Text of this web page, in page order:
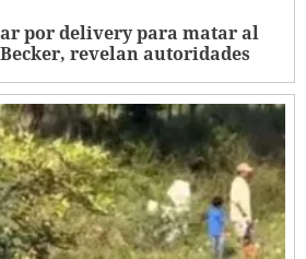
por delivery para matar al
revelan autoridades